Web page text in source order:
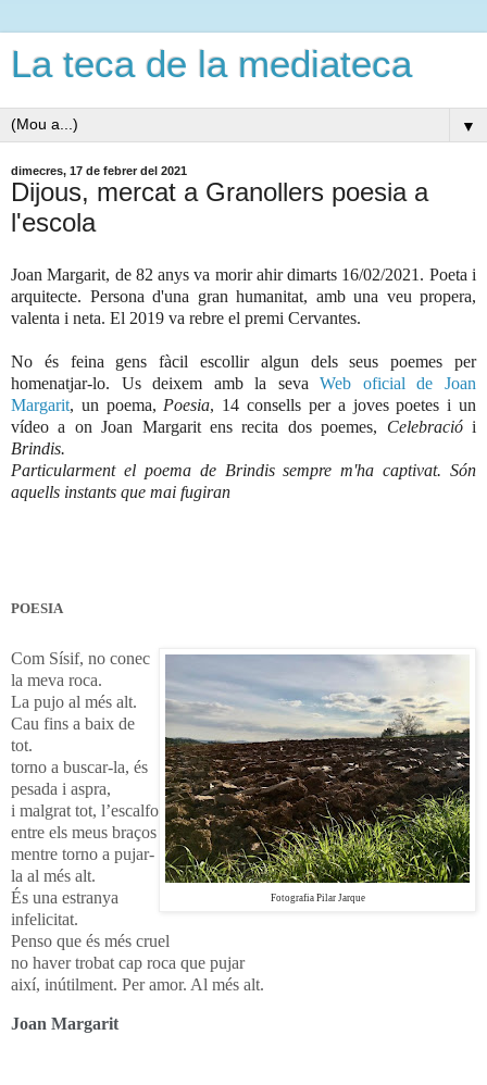
La teca de la mediateca
▼
dimecres, 17 de febrer del 2021
Dijous, mercat a Granollers poesia a
l'escola
Joan Margarit, de 82 anys va morir ahir dimarts 16/02/2021. Poeta i
arquitecte. Persona d'una gran humanitat, amb una veu propera,
valenta i neta. El 2019 va rebre el premi Cervantes.
No és feina gens fàcil escollir algun dels seus poemes per
homenatjar-lo. Us deixem amb la sevaWeb oficial de Joan
Margarit, un poema, Poesia, 14 consells per a joves poetes i un
vídeo a on Joan Margarit ens recita dos poemes, Celebraciói
Brindis.
Particularment el poema de Brindis sempre m'ha captivat. Són
aquells instants que mai fugiran
POESIA
Fotografia Pilar Jarque
Com Sísif, no conec
la meva roca.
La pujo al més alt.
Cau fins a baix de
tot.
torno a buscar-la, és
pesada i aspra,
i malgrat tot, l’escalfo
entre els meus braços
mentre torno a pujar-
la al més alt.
És una estranya
infelicitat.
Penso que és més cruel
no haver trobat cap roca que pujar
així, inútilment. Per amor. Al més alt.
Joan Margarit